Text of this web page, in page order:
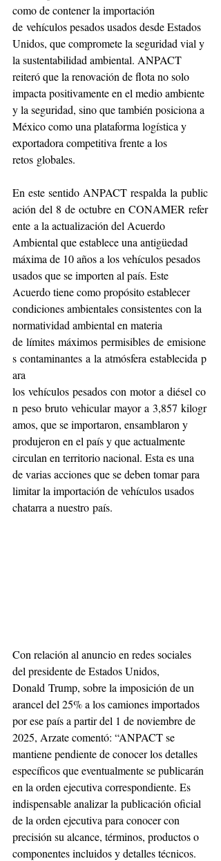
como de contener la importación
de vehículos pesados usados desde Estados
Unidos, que compromete la seguridad vial y
la sustentabilidad ambiental. ANPACT
reiteró que la renovación de flota no solo
impacta positivamente en el medio ambiente
y la seguridad, sino que también posiciona a
México como una plataforma logística y
exportadora competitiva frente a los
retos globales.
En este sentido ANPACT respalda la public
ación del 8 de octubre en CONAMER refer
ente a la actualización del Acuerdo
Ambiental que establece una antigüedad
máxima de 10 años a los vehículos pesados
usados que se importen al país. Este
Acuerdo tiene como propósito establecer
condiciones ambientales consistentes con la
normatividad ambiental en materia
de límites máximos permisibles de emisione
s contaminantes a la atmósfera establecida p
ara
los vehículos pesados con motor a diésel co
n peso bruto vehicular mayor a 3,857 kilogr
amos, que se importaron, ensamblaron y
produjeron en el país y que actualmente
circulan en territorio nacional. Esta es una
de varias acciones que se deben tomar para
limitar la importación de vehículos usados
chatarra a nuestro país.
Con relación al anuncio en redes sociales
del presidente de Estados Unidos,
Donald Trump, sobre la imposición de un
arancel del 25% a los camiones importados
por ese país a partir del 1 de noviembre de
2025, Arzate comentó: “ANPACT se
mantiene pendiente de conocer los detalles
específicos que eventualmente se publicarán
en la orden ejecutiva correspondiente. Es
indispensable analizar la publicación oficial
de la orden ejecutiva para conocer con
precisión su alcance, términos, productos o
componentes incluidos y detalles técnicos.